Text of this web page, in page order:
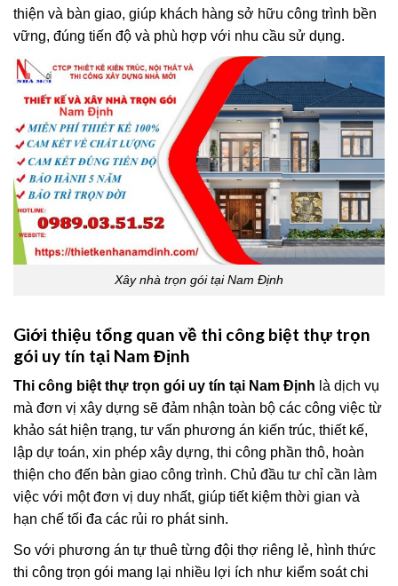
thiện và bàn giao, giúp khách hàng sở hữu công trình bền
vững, đúng tiến độ và phù hợp với nhu cầu sử dụng.
Xây nhà trọn gói tại Nam Định
Giới thiệu tổng quan về thi công biệt thự trọn
gói uy tín tại Nam Định
Thi công biệt thự trọn gói uy tín tại Nam Định là dịch vụ
mà đơn vị xây dựng sẽ đảm nhận toàn bộ các công việc từ
khảo sát hiện trạng, tư vấn phương án kiến trúc, thiết kế,
lập dự toán, xin phép xây dựng, thi công phần thô, hoàn
thiện cho đến bàn giao công trình. Chủ đầu tư chỉ cần làm
việc với một đơn vị duy nhất, giúp tiết kiệm thời gian và
hạn chế tối đa các rủi ro phát sinh.
So với phương án tự thuê từng đội thợ riêng lẻ, hình thức
thi công trọn gói mang lại nhiều lợi ích như kiểm soát chi